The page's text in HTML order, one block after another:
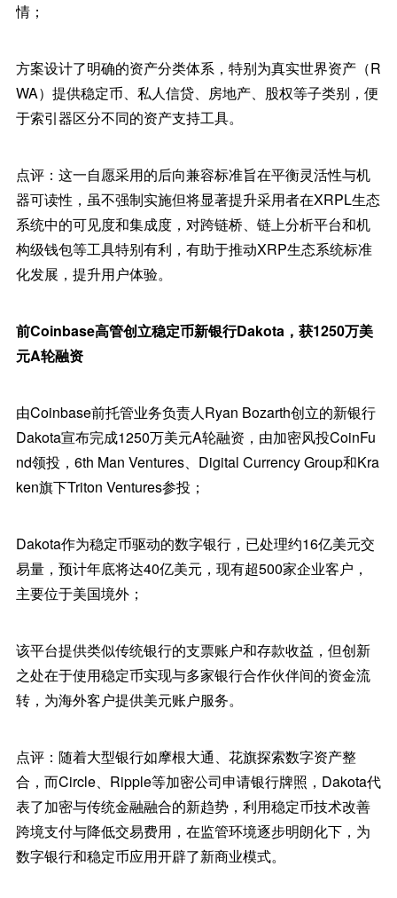
情；
方案设计了明确的资产分类体系，特别为真实世界资产（R
WA）提供稳定币、私人信贷、房地产、股权等子类别，便
于索引器区分不同的资产支持工具。
点评：这一自愿采用的后向兼容标准旨在平衡灵活性与机
器可读性，虽不强制实施但将显著提升采用者在XRPL生态
系统中的可见度和集成度，对跨链桥、链上分析平台和机
构级钱包等工具特别有利，有助于推动XRP生态系统标准
化发展，提升用户体验。
前Coinbase高管创立稳定币新银行Dakota，获1250万美
元A轮融资
由Coinbase前托管业务负责人Ryan Bozarth创立的新银行
Dakota宣布完成1250万美元A轮融资，由加密风投CoinFu
nd领投，6th Man Ventures、Digital Currency Group和Kra
ken旗下Triton Ventures参投；
Dakota作为稳定币驱动的数字银行，已处理约16亿美元交
易量，预计年底将达40亿美元，现有超500家企业客户，
主要位于美国境外；
该平台提供类似传统银行的支票账户和存款收益，但创新
之处在于使用稳定币实现与多家银行合作伙伴间的资金流
转，为海外客户提供美元账户服务。
点评：随着大型银行如摩根大通、花旗探索数字资产整
合，而Circle、Ripple等加密公司申请银行牌照，Dakota代
表了加密与传统金融融合的新趋势，利用稳定币技术改善
跨境支付与降低交易费用，在监管环境逐步明朗化下，为
数字银行和稳定币应用开辟了新商业模式。